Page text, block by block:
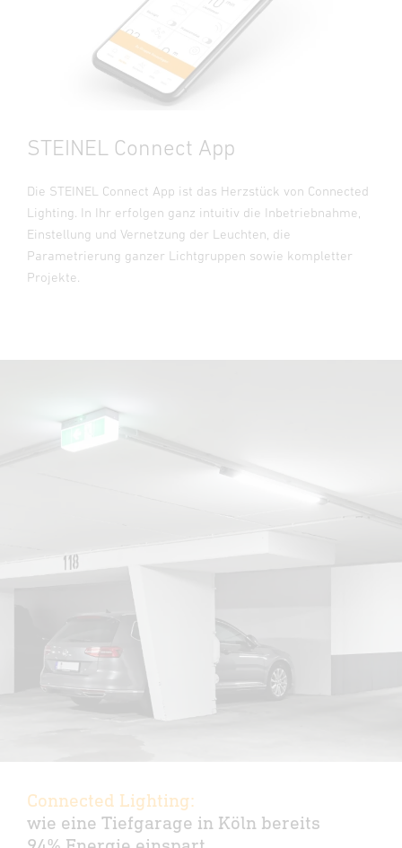
STEINEL Connect App
Die STEINEL Connect App ist das Herzstück von Connected
Lighting. In Ihr erfolgen ganz intuitiv die Inbetriebnahme,
Einstellung und Vernetzung der Leuchten, die
Parametrierung ganzer Lichtgruppen sowie kompletter
Projekte.
Connected Lighting:
wie eine Tiefgarage in Köln bereits